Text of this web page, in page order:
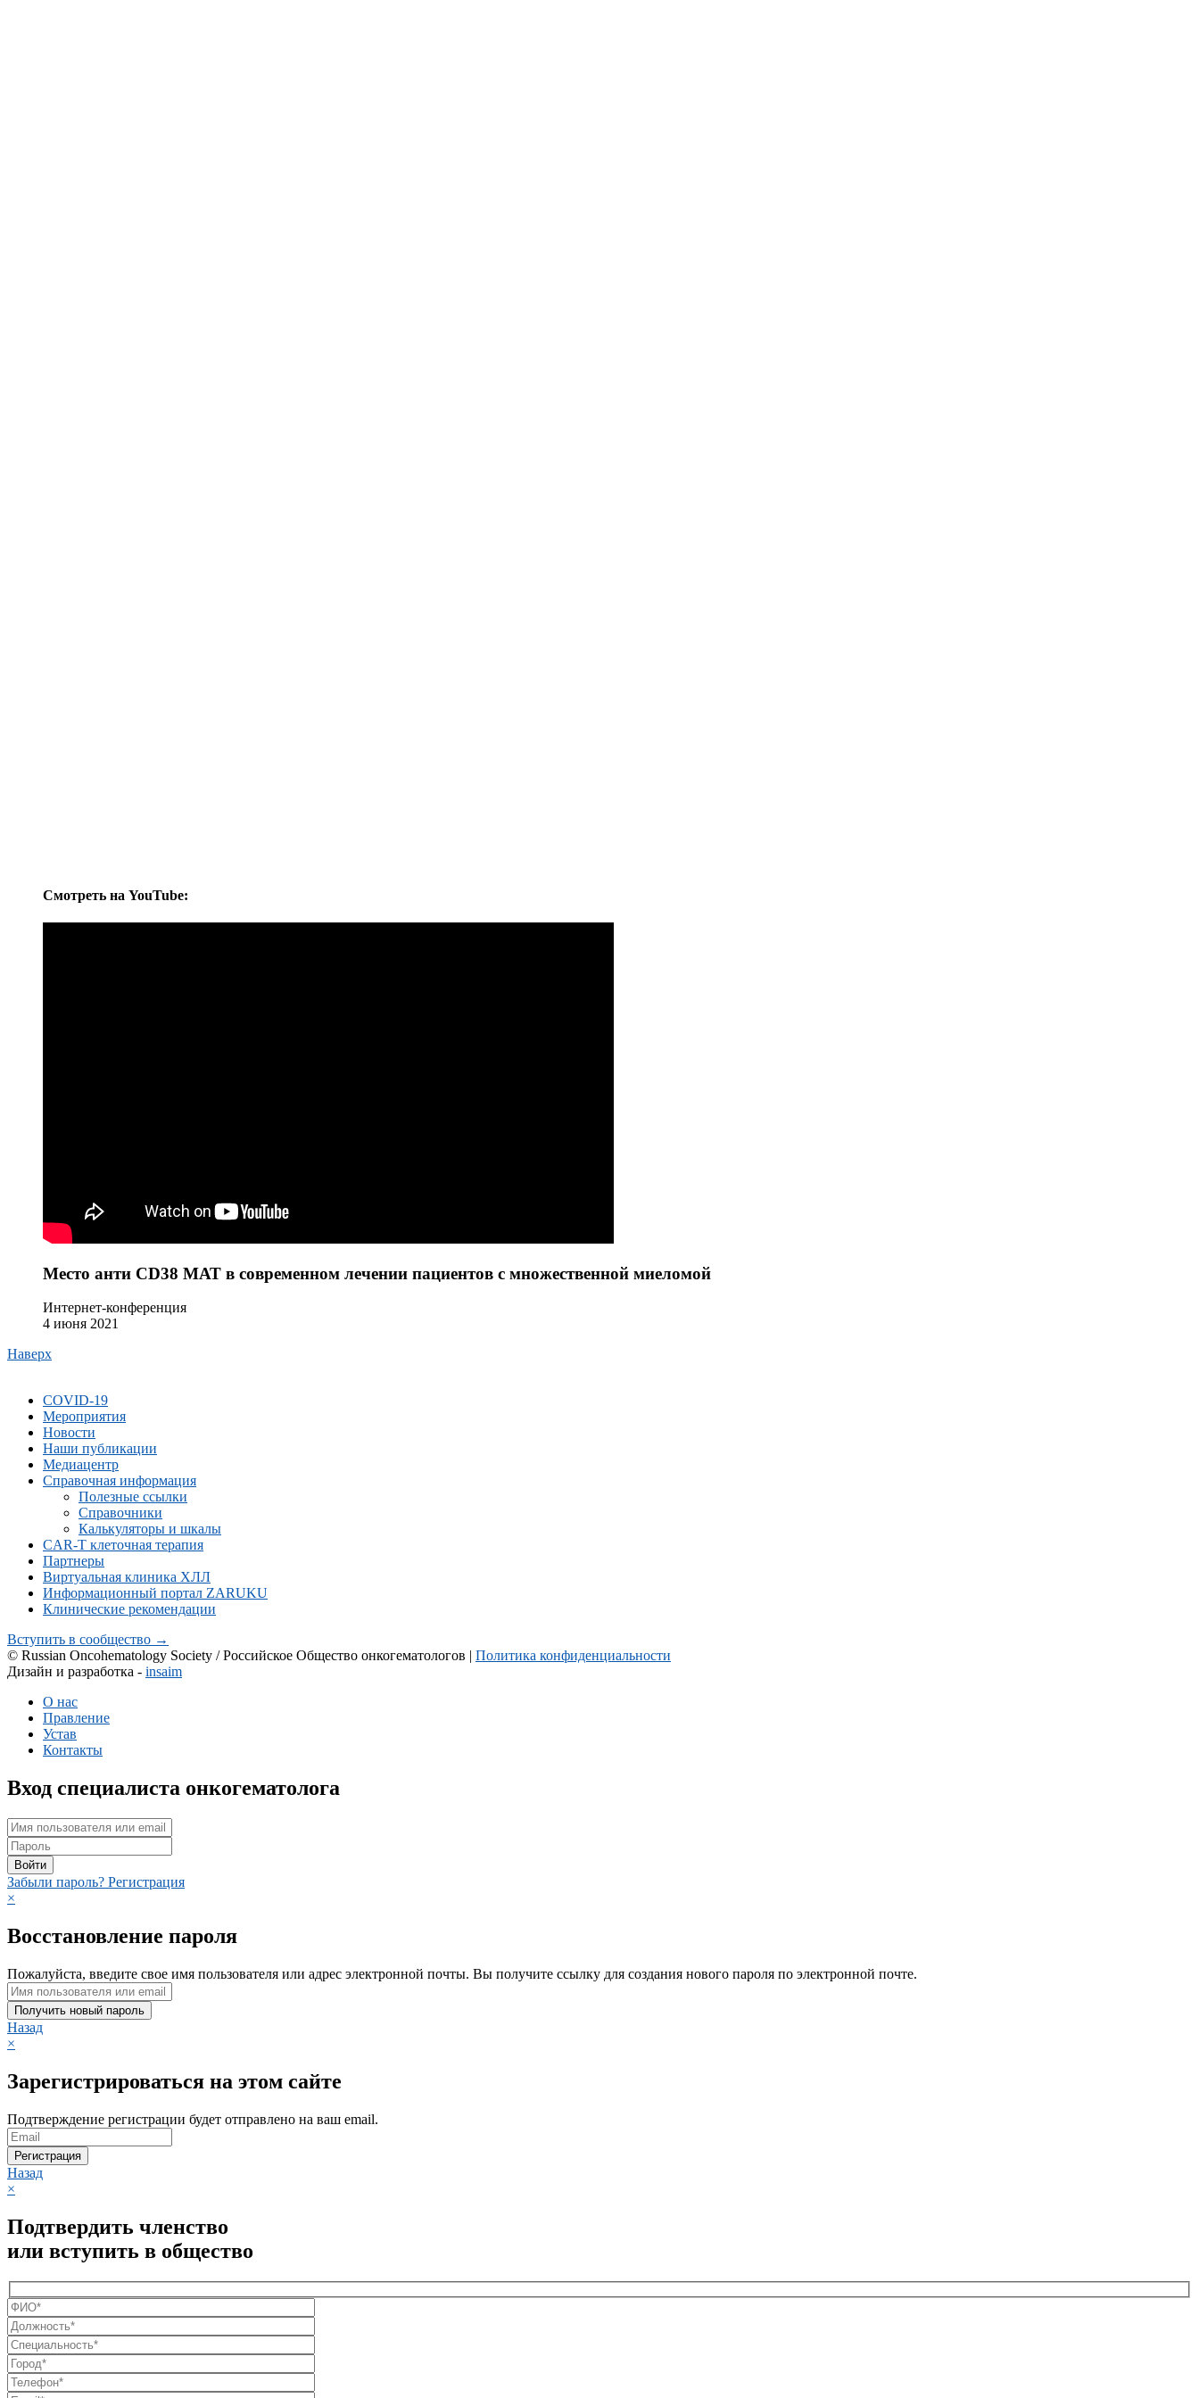
Cмотреть на YouTube:
Место анти CD38 МАТ в современном лечении пациентов с множественной миеломой
Интернет-конференция
4 июня 2021
Наверх
COVID-19
Мероприятия
Новости
Наши публикации
Медиацентр
Справочная информация
Полезные ссылки
Справочники
Калькуляторы и шкалы
CAR-Т клеточная терапия
Партнеры
Виртуальная клиника ХЛЛ
Информационный портал ZARUKU
Клинические рекомендации
Вступить в сообщество →
© Russian Oncohematology Society / Российское Общество онкогематологов | Политика конфиденциальности
Дизайн и разработка - insaim
О нас
Правление
Устав
Контакты
Вход специалиста онкогематолога
Войти
Забыли пароль? Регистрация
×
Восстановление пароля
Пожалуйста, введите свое имя пользователя или адрес электронной почты. Вы получите ссылку для создания нового пароля по электронной почте.
Получить новый пароль
Назад
×
Зарегистрироваться на этом сайте
Подтверждение регистрации будет отправлено на ваш email.
Регистрация
Назад
×
Подтвердить членство
или вступить в общество